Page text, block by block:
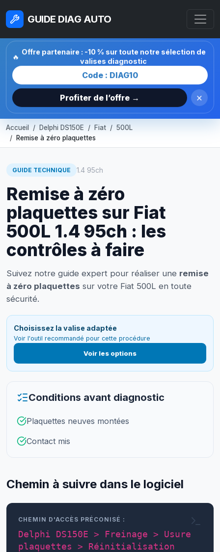
GUIDE DIAG AUTO
🔥
Offre partenaire : -10 % sur toute notre sélection de
valises diagnostic
Code : DIAG10
Profiter de l’offre → ×
Accueil Delphi DS150E Fiat
500L
Remise à zéro plaquettes
GUIDE TECHNIQUE 1.4 95ch
Remise à zéro
plaquettes sur Fiat
500L 1.4 95ch : les
contrôles à faire
Suivez notre guide expert pour réaliser une remise
à zéro plaquettes sur votre Fiat 500L en toute
sécurité.
Choisissez la valise adaptée
Voir l'outil recommandé pour cette procédure
Voir les options
Conditions avant diagnostic
Plaquettes neuves montées
Contact mis
Chemin à suivre dans le logiciel
CHEMIN D'ACCÈS PRÉCONISÉ :
Delphi DS150E > Freinage > Usure
plaquettes > Réinitialisation